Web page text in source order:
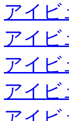
アイビ
アイビ
アイビ
アイビ